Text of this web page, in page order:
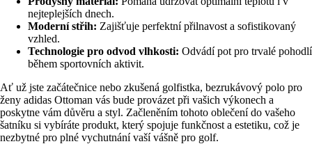
nejteplejších dnech.
Moderní střih: Zajišťuje perfektní přilnavost a sofistikovaný
vzhled.
Technologie pro odvod vlhkosti: Odvádí pot pro trvalé pohodlí
během sportovních aktivit.
Ať už jste začátečnice nebo zkušená golfistka, bezrukávový polo pro
ženy adidas Ottoman vás bude provázet při vašich výkonech a
poskytne vám důvěru a styl. Začleněním tohoto oblečení do vašeho
šatníku si vybíráte produkt, který spojuje funkčnost a estetiku, což je
nezbytné pro plné vychutnání vaší vášně pro golf.